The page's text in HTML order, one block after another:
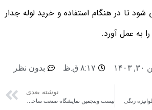
شود تا در هنگام استفاده و خرید لوله جدار
به عمل آورد.
۸:۱۷ ق.ظ بدون نظر
رنگی
نوشته بعدی